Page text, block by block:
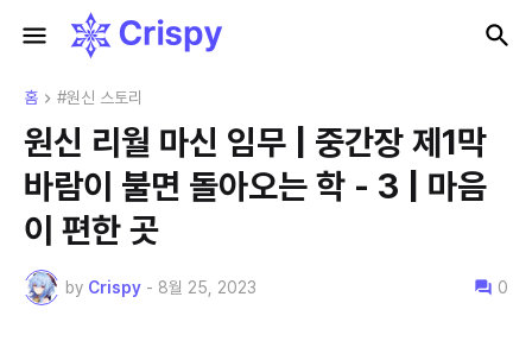
홈 #원신 스토리
원신 리월 마신 임무 | 중간장 제1막
바람이 불면 돌아오는 학 - 3 | 마음
이 편한 곳
by Crispy - 8월 25, 2023 0